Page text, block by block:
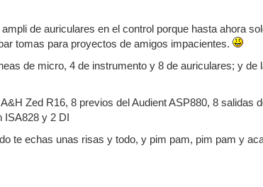
de auriculares en el control porque hasta ahora
tomas para proyectos de amigos impacientes.
de micro, 4 de instrumento y 8 de auriculares; y de
Zed R16, 8 previos del Audient ASP880, 8 salidas
y 2 DI
te echas unas risas y todo, y pim pam, pim pam y